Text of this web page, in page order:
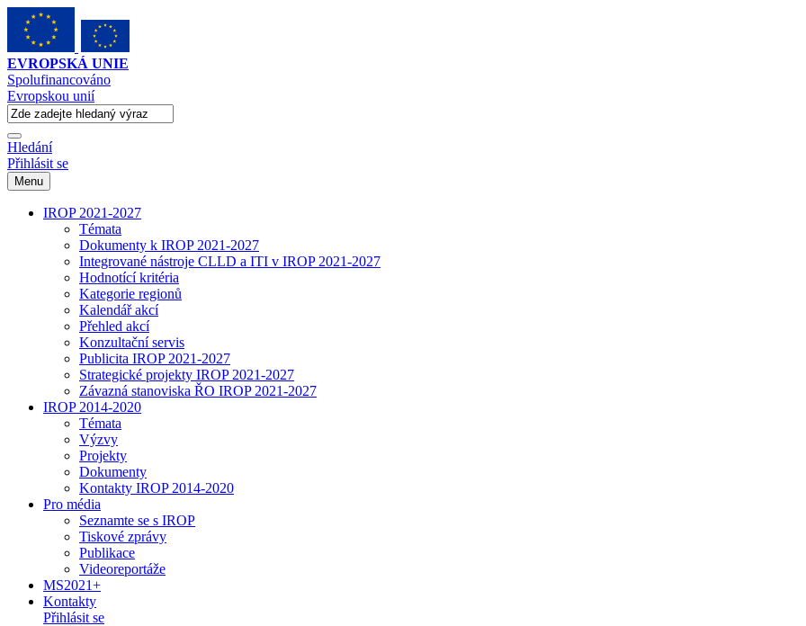
EVROPSKÁ UNIE
Spolufinancováno
Evropskou unií
Hledání
Přihlásit se
Menu
IROP 2021-2027
Témata
Dokumenty k IROP 2021-2027
Integrované nástroje CLLD a ITI v IROP 2021-2027
Hodnotící kritéria
Kategorie regionů
Kalendář akcí
Přehled akcí
Konzultační servis
Publicita IROP 2021-2027
Strategické projekty IROP 2021-2027
Závazná stanoviska ŘO IROP 2021-2027
IROP 2014-2020
Témata
Výzvy
Projekty
Dokumenty
Kontakty IROP 2014-2020
Pro média
Seznamte se s IROP
Tiskové zprávy
Publikace
Videoreportáže
MS2021+
Kontakty
Přihlásit se